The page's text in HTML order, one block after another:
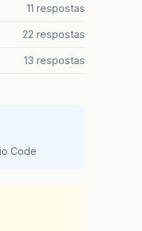
11 respostas
22 respostas
13 respostas
Code